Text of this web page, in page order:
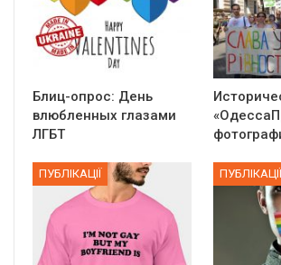
Блиц-опрос: День
влюбленных глазами
ЛГБТ
ПУБЛІКАЦІЇ ПУБЛІКАЦІЇ